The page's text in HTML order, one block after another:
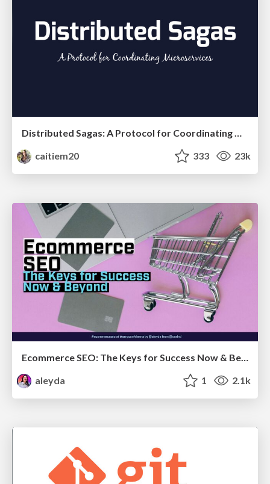
Distributed Sagas: A Protocol for Coordinating Microservices
caitiem20
333 23k
aleyda
1 2.1k